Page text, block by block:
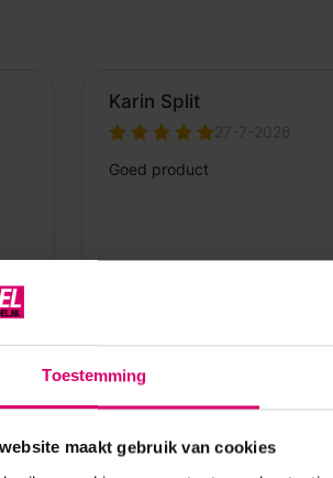
Toestemming
website maakt gebruik van cookies